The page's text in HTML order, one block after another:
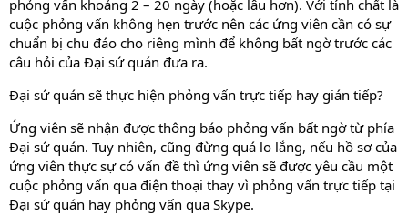
phỏng vấn khoảng 2 – 20 ngày (hoặc lâu hơn). Với tính chất là
cuộc phỏng vấn không hẹn trước nên các ứng viên cần có sự
chuẩn bị chu đáo cho riêng mình để không bất ngờ trước các
câu hỏi của Đại sứ quán đưa ra.
Đại sứ quán sẽ thực hiện phỏng vấn trực tiếp hay gián tiếp?
Ứng viên sẽ nhận được thông báo phỏng vấn bất ngờ từ phía
Đại sứ quán. Tuy nhiên, cũng đừng quá lo lắng, nếu hồ sơ của
ứng viên thực sự có vấn đề thì ứng viên sẽ được yêu cầu một
cuộc phỏng vấn qua điện thoại thay vì phỏng vấn trực tiếp tại
Đại sứ quán hay phỏng vấn qua Skype.